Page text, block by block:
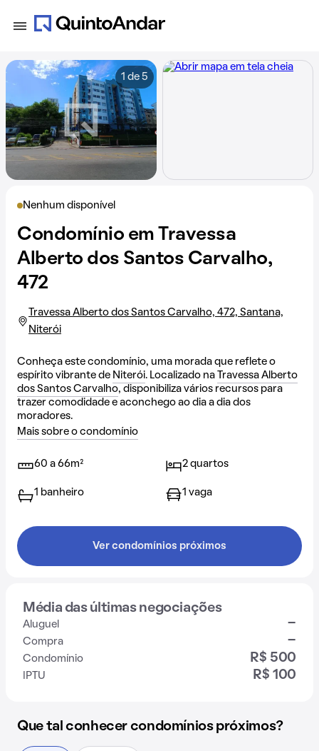
Nenhum disponível
Condomínio em Travessa
Alberto dos Santos Carvalho,
472
Travessa Alberto dos Santos Carvalho, 472, Santana,
Niterói
Conheça este condomínio, uma morada que reflete o
espírito vibrante de Niterói. Localizado na
Travessa Alberto
dos Santos Carvalho, disponibiliza vários recursos para
trazer comodidade e aconchego ao dia a dia dos
moradores.
Mais sobre o condomínio
60 a 66m² 2 quartos
1 banheiro 1 vaga
Ver condomínios próximos
Média das últimas negociações
Aluguel -
Compra -
Condomínio R$ 500
IPTU R$ 100
1 de 5
Que tal conhecer condomínios próximos?